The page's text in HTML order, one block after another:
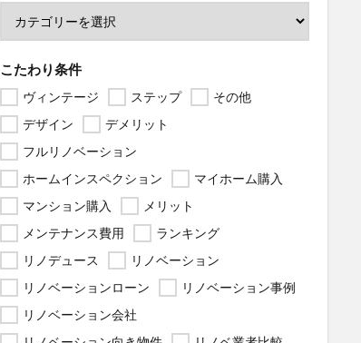
こたわり条件
ヴィンテージ ステップ
その他
デザイン
デメリット
フルリノベーション
ホームインスペクション
マイホーム購入
マンション購入
メリット
メンテナンス費用
ランキング
リノデュース
リノベーション
リノベーションローン
リノベーション事例
リノベーション会社